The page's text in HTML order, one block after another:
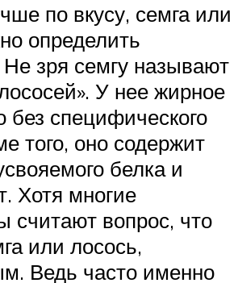
по вкусу, семга или
определить
Не зря семгу называют
У нее жирное
без специфического
того, оно содержит
белка и
Хотя многие
считают вопрос, что
или лосось,
Ведь часто именно